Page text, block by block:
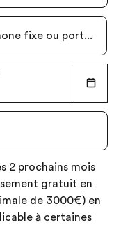
fixe ou portable
2 prochains mois
gratuit en
de 3000€) en
à certaines